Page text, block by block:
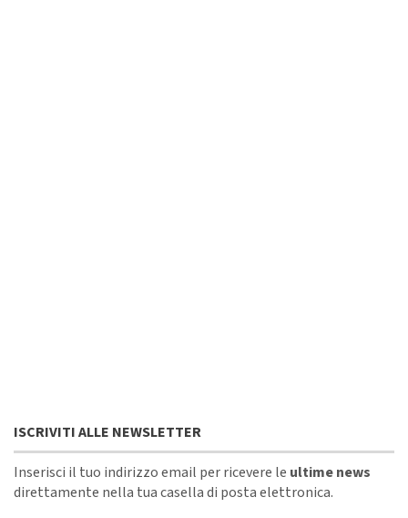
ISCRIVITI ALLE NEWSLETTER
Inserisci il tuo indirizzo email per ricevere le ultime news
direttamente nella tua casella di posta elettronica.